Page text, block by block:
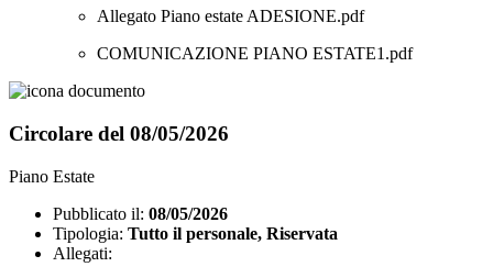
Allegato Piano estate ADESIONE.pdf
COMUNICAZIONE PIANO ESTATE1.pdf
Circolare del 08/05/2026
Piano Estate
Pubblicato il: 08/05/2026
Tipologia: Tutto il personale, Riservata
Allegati: